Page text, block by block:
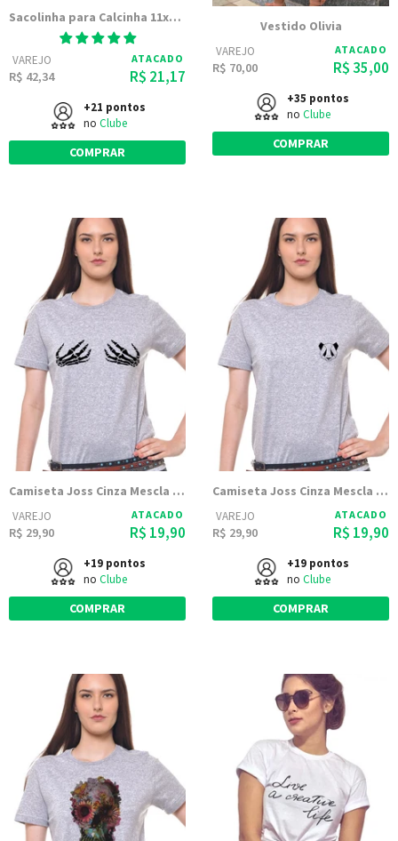
Sacolinha para Calcinha 11x15 - Embalagem Transparente PP Polipropileno
VAREJO
R$ 42,34
ATACADO
R$ 21,17
+21 pontos
no Clube
COMPRAR
Vestido Olivia
VAREJO
R$ 70,00
ATACADO
R$ 35,00
+35 pontos
no Clube
COMPRAR
Camiseta Joss Cinza Mescla Estampada Caveira
VAREJO
R$ 29,90
ATACADO
R$ 19,90
+19 pontos
no Clube
COMPRAR
Camiseta Joss Cinza Mescla Estampada F Panda
VAREJO
R$ 29,90
ATACADO
R$ 19,90
+19 pontos
no Clube
COMPRAR